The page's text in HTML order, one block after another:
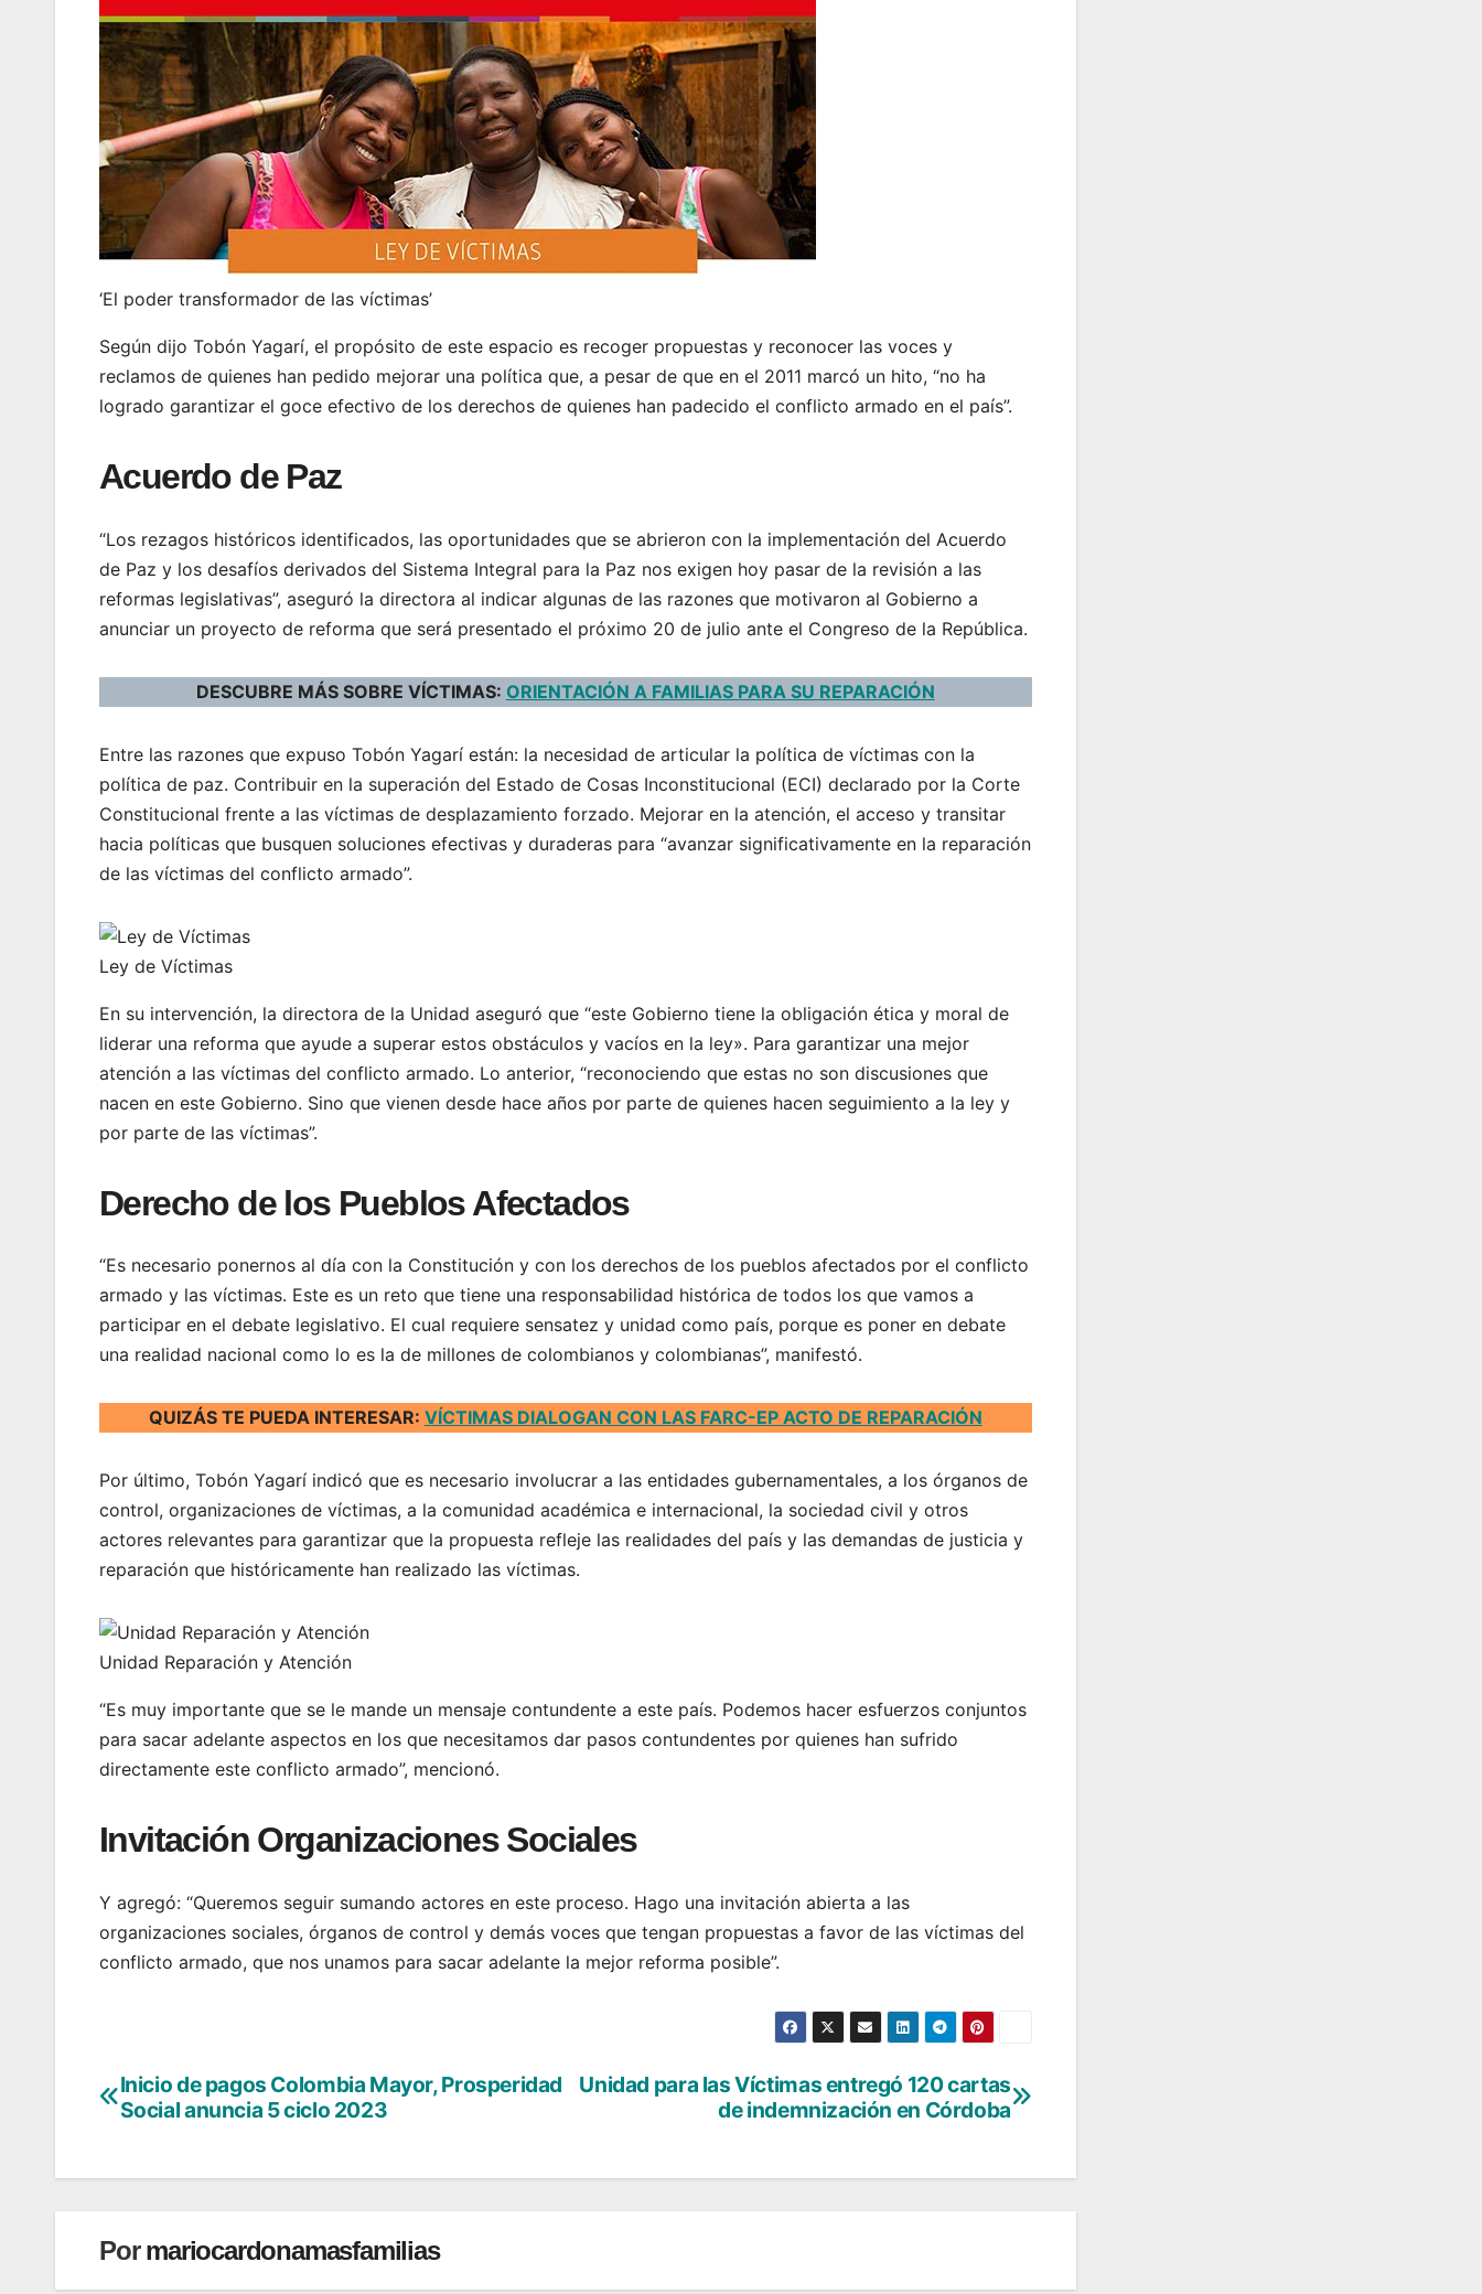
‘El poder transformador de las víctimas’
Según dijo Tobón Yagarí, el propósito de este espacio es recoger propuestas y reconocer las voces y
reclamos de quienes han pedido mejorar una política que, a pesar de que en el 2011 marcó un hito, “no ha
logrado garantizar el goce efectivo de los derechos de quienes han padecido el conflicto armado en el país”.
Acuerdo de Paz
“Los rezagos históricos identificados, las oportunidades que se abrieron con la implementación del Acuerdo
de Paz y los desafíos derivados del Sistema Integral para la Paz nos exigen hoy pasar de la revisión a las
reformas legislativas”, aseguró la directora al indicar algunas de las razones que motivaron al Gobierno a
anunciar un proyecto de reforma que será presentado el próximo 20 de julio ante el Congreso de la República.
DESCUBRE MÁS SOBRE VÍCTIMAS: ORIENTACIÓN A FAMILIAS PARA SU REPARACIÓN
Entre las razones que expuso Tobón Yagarí están: la necesidad de articular la política de víctimas con la
política de paz. Contribuir en la superación del Estado de Cosas Inconstitucional (ECI) declarado por la Corte
Constitucional frente a las víctimas de desplazamiento forzado. Mejorar en la atención, el acceso y transitar
hacia políticas que busquen soluciones efectivas y duraderas para “avanzar significativamente en la reparación
de las víctimas del conflicto armado”.
Ley de Víctimas
En su intervención, la directora de la Unidad aseguró que “este Gobierno tiene la obligación ética y moral de
liderar una reforma que ayude a superar estos obstáculos y vacíos en la ley». Para garantizar una mejor
atención a las víctimas del conflicto armado. Lo anterior, “reconociendo que estas no son discusiones que
nacen en este Gobierno. Sino que vienen desde hace años por parte de quienes hacen seguimiento a la ley y
por parte de las víctimas”.
Derecho de los Pueblos Afectados
“Es necesario ponernos al día con la Constitución y con los derechos de los pueblos afectados por el conflicto
armado y las víctimas. Este es un reto que tiene una responsabilidad histórica de todos los que vamos a
participar en el debate legislativo. El cual requiere sensatez y unidad como país, porque es poner en debate
una realidad nacional como lo es la de millones de colombianos y colombianas”, manifestó.
QUIZÁS TE PUEDA INTERESAR: VÍCTIMAS DIALOGAN CON LAS FARC-EP ACTO DE REPARACIÓN
Por último, Tobón Yagarí indicó que es necesario involucrar a las entidades gubernamentales, a los órganos de
control, organizaciones de víctimas, a la comunidad académica e internacional, la sociedad civil y otros
actores relevantes para garantizar que la propuesta refleje las realidades del país y las demandas de justicia y
reparación que históricamente han realizado las víctimas.
Unidad Reparación y Atención
“Es muy importante que se le mande un mensaje contundente a este país. Podemos hacer esfuerzos conjuntos
para sacar adelante aspectos en los que necesitamos dar pasos contundentes por quienes han sufrido
directamente este conflicto armado”, mencionó.
Invitación Organizaciones Sociales
Y agregó: “Queremos seguir sumando actores en este proceso. Hago una invitación abierta a las
organizaciones sociales, órganos de control y demás voces que tengan propuestas a favor de las víctimas del
conflicto armado, que nos unamos para sacar adelante la mejor reforma posible”.
Navegación
entradas
Unidad para las Víctimas entregó 120 cartas
de indemnización en Córdoba
Inicio de pagos Colombia Mayor, Prosperidad
Social anuncia 5 ciclo 2023
Pormariocardonamasfamilias